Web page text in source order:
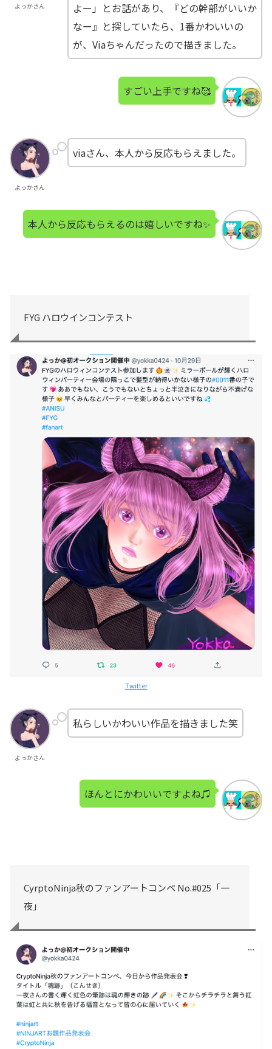
よっかさん
よー」とお話があり、『どの幹部がいいか
なー』と探していたら、1番かわいいの
が、Viaちゃんだったので描きました。
すごい上手ですね🥰
よっかさん
viaさん、本人から反応もらえました。
本人から反応もらえるのは嬉しいですね✨
FYG ハロウインコンテスト
Twitter
よっかさん
私らしいかわいい作品を描きました笑
ほんとにかわいいですよね♫
CyrptoNinja秋のファンアートコンペ No.#025「一
夜」